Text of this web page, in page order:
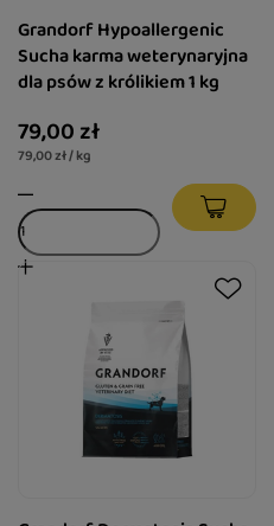
Grandorf Hypoallergenic
Sucha karma weterynaryjna
dla psów z królikiem 1 kg
79,00 zł
79,00 zł / kg